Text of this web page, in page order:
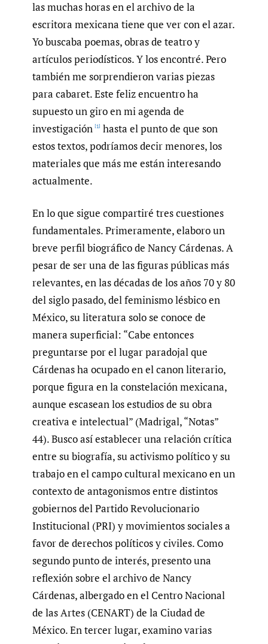
las muchas horas en el archivo de la
escritora mexicana tiene que ver con el azar.
Yo buscaba poemas, obras de teatro y
artículos periodísticos. Y los encontré. Pero
también me sorprendieron varias piezas
para cabaret. Este feliz encuentro ha
supuesto un giro en mi agenda de
investigación [1] hasta el punto de que son
estos textos, podríamos decir menores, los
materiales que más me están interesando
actualmente.
En lo que sigue compartiré tres cuestiones
fundamentales. Primeramente, elaboro un
breve perfil biográfico de Nancy Cárdenas. A
pesar de ser una de las figuras públicas más
relevantes, en las décadas de los años 70 y 80
del siglo pasado, del feminismo lésbico en
México, su literatura solo se conoce de
manera superficial: “Cabe entonces
preguntarse por el lugar paradojal que
Cárdenas ha ocupado en el canon literario,
porque figura en la constelación mexicana,
aunque escasean los estudios de su obra
creativa e intelectual” (Madrigal, “Notas”
44). Busco así establecer una relación crítica
entre su biografía, su activismo político y su
trabajo en el campo cultural mexicano en un
contexto de antagonismos entre distintos
gobiernos del Partido Revolucionario
Institucional (PRI) y movimientos sociales a
favor de derechos políticos y civiles. Como
segundo punto de interés, presento una
reflexión sobre el archivo de Nancy
Cárdenas, albergado en el Centro Nacional
de las Artes (CENART) de la Ciudad de
México. En tercer lugar, examino varias